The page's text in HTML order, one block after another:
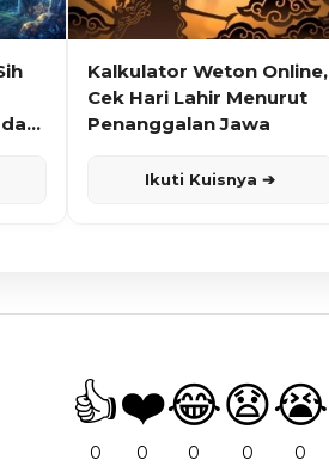
Kalkulator Weton Online,
Cek Hari Lahir Menurut
Penanggalan Jawa
Ikuti Kuisnya ➔
👍
0
❤️
0
😂
0
😧
0
😭
0